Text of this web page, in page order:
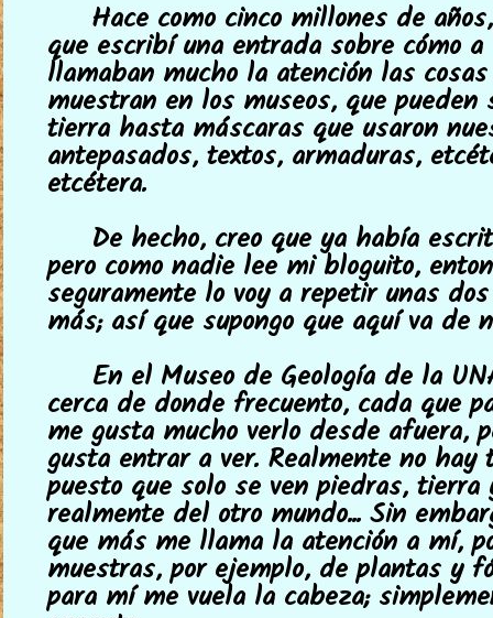
Hace como cinco millones de
que escribí una entrada sobre cómo
llamaban mucho la atención las
muestran en los museos, que pueden
tierra hasta máscaras que usaron
antepasados, textos, armaduras,
etcétera.
De hecho, creo que ya había
pero como nadie lee mi bloguito,
seguramente lo voy a repetir unas
más; así que supongo que aquí va de
En el Museo de Geología de la
cerca de donde frecuento, cada que
me gusta mucho verlo desde afuera,
gusta entrar a ver. Realmente no hay
puesto que solo se ven piedras, tierra
realmente del otro mundo... Sin
que más me llama la atención a mí,
muestras, por ejemplo, de plantas y
para mí me vuela la cabeza;